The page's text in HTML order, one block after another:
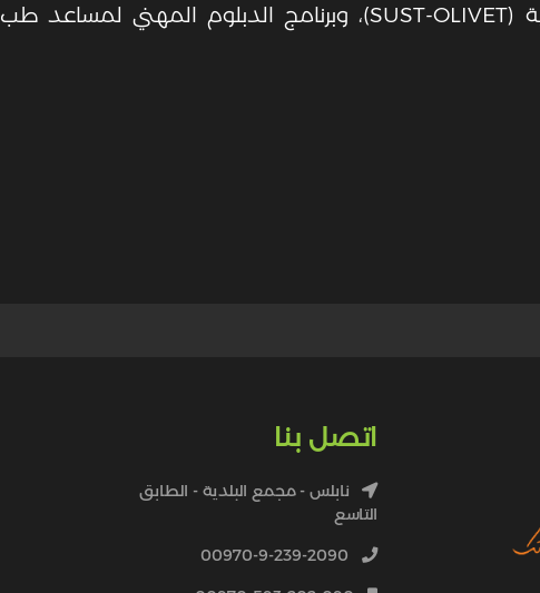
(SUST-OLIVET)، وبرنامج الدبلوم المهني لمساعد طب
اتصل بنا
نابلس - مجمع البلدية - الطابق
التاسع
00970-9-239-2090